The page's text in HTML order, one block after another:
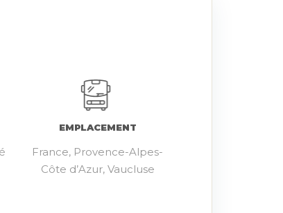
EMPLACEMENT
France, Provence-Alpes-
Côte d’Azur, Vaucluse